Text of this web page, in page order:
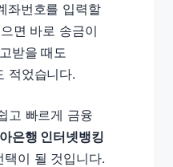
좌번호를 입력할
면 바로 송금이
받을 때도
적었습니다.
고 빠르게 금융
은행 인터넷뱅킹
택이 될 것입니다.